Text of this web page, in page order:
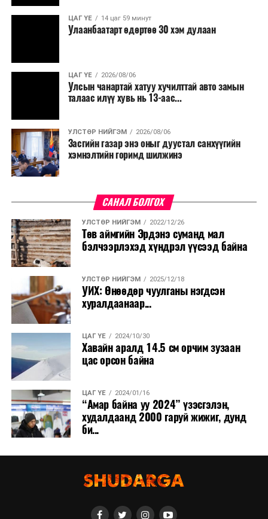
· Нэмэгдсэн
буцаан
олголтын 2
хувийг 5 хувь
нэмэгдүүлэх
асуудлыг
судалж, санал,
бүхий ажлын
хэсгийн санал,
дүгнэлт
хорооны
тогтоолын
төсөл /
тогтвортой
байдлын
зөвлөлийн
дэвших тухай
хүсэлтийн
загвар батлах
· Байнгын
хорооны
тогтоолын
Төсвийн
нөхөн томилгоо хийхгүй байх, аялал, амралт, зугаалга,
хамт олны урлаг, спортын арга хэмжээг зохион
байгуулахгүй байх, төрийн албанд шинэ орон тоо бий
сургалтыг цахим хэлбэрт шилжүүлэх, төрийн албан
хаагчдыг зарим өдрүүдэд цахимаар ажиллуулах арга
хэмжээг үргэлжлүүлэхийг үүрэг болголоо.
Төсвийн сахилга бат сайжирч, эдийн засгийн нөхцөл
байдал хэвийн болсон тохиолдолд эдгээр
хязгаарлалтыг үе шаттайгаар сулруулах юм.
ЦАГ ҮЕ 14 цаг 59 минут
Улаанбаатарт өдөртөө 30 хэм дулаан
ЦАГ ҮЕ 2026/08/06
Улсын чанартай хатуу хучилттай авто замын
талаас илүү хувь нь 13-аас...
УЛСТӨР НИЙГЭМ 2026/08/06
Засгийн газар энэ оныг дуустал санхүүгийн
хэмнэлтийн горимд шилжинэ
САНАЛ БОЛГОХ
УЛСТӨР НИЙГЭМ 2022/12/26
Төв аймгийн Эрдэнэ суманд мал
бэлчээрлэхэд хүндрэл үүсээд байна
УЛСТӨР НИЙГЭМ 2025/12/18
УИХ: Өнөөдөр чуулганы нэгдсэн
хуралдаанаар...
ЦАГ ҮЕ 2024/10/30
Хавайн аралд 14.5 см орчим зузаан
цас орсон байна
ЦАГ ҮЕ 2024/01/16
“Амар байна уу 2024” үзэсгэлэн,
худалдаанд 2000 гаруй жижиг, дунд
би...